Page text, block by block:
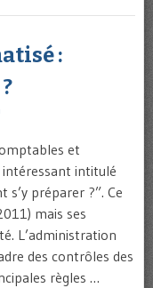
:
et
intitulé
préparer ?”. Ce
mais ses
L’administration
des contrôles des
règles …